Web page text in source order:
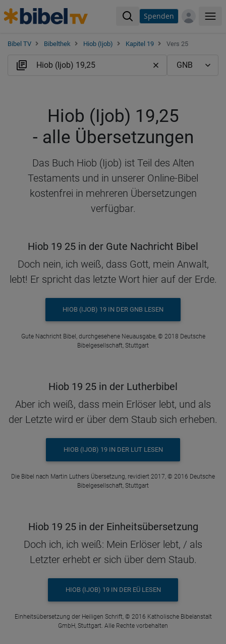
Spenden
Bibel TV Bibelthek Hiob (Ijob) Kapitel 19 Vers 25
Hiob (Ijob) 19,25
- alle Übersetzungen
Das Buch Hiob (Ijob) ist Teil des Alten
Testaments und in unserer Online-Bibel
kostenfrei in mehreren Übersetzungen
verfügbar.
Hiob 19 25 in der Gute Nachricht Bibel
Doch nein, ich weiß, dass Gott, mein Anwalt,
lebt! Er spricht das letzte Wort hier auf der Erde.
HIOB (IJOB) 19 IN DER GNB LESEN
Gute Nachricht Bibel, durchgesehene Neuausgabe, © 2018 Deutsche
Bibelgesellschaft, Stuttgart
Hiob 19 25 in der Lutherbibel
Aber ich weiß, dass mein Erlöser lebt, und als
der Letzte wird er über dem Staub sich erheben.
HIOB (IJOB) 19 IN DER LUT LESEN
Die Bibel nach Martin Luthers Übersetzung, revidiert 2017, © 2016 Deutsche
Bibelgesellschaft, Stuttgart
Hiob 19 25 in der Einheitsübersetzung
Doch ich, ich weiß: Mein Erlöser lebt, / als
Letzter erhebt er sich über dem Staub.
HIOB (IJOB) 19 IN DER EÜ LESEN
Einheitsübersetzung der Heiligen Schrift, © 2016 Katholische Bibelanstalt
GmbH, Stuttgart. Alle Rechte vorbehalten